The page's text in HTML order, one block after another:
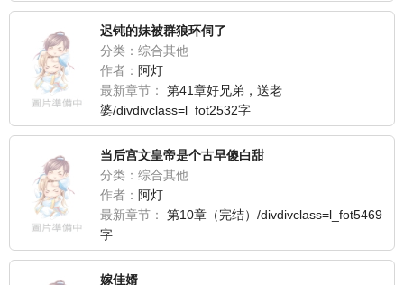
迟钝的妹被群狼环伺了
分类：综合其他
作者： 阿灯
最新章节：
第41章好兄弟，送老
婆/divdivclass=l_fot2532字
当后宫文皇帝是个古早傻白甜
分类：综合其他
作者： 阿灯
最新章节：
第10章（完结）/divdivclass=l_fot5469
字
嫁佳婿